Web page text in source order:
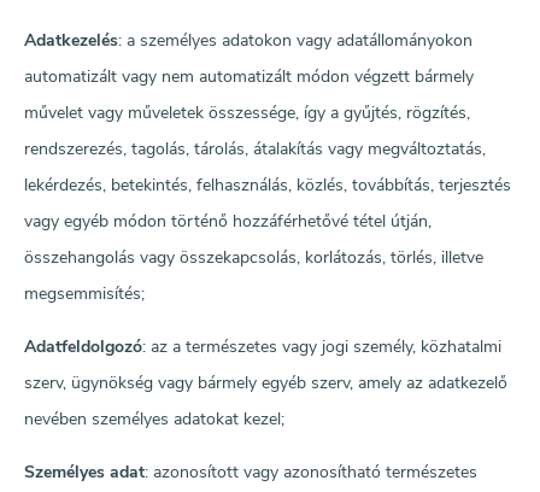
Adatkezelés: a személyes adatokon vagy adatállományokon
automatizált vagy nem automatizált módon végzett bármely
művelet vagy műveletek összessége, így a gyűjtés, rögzítés,
rendszerezés, tagolás, tárolás, átalakítás vagy megváltoztatás,
lekérdezés, betekintés, felhasználás, közlés, továbbítás, terjesztés
vagy egyéb módon történő hozzáférhetővé tétel útján,
összehangolás vagy összekapcsolás, korlátozás, törlés, illetve
megsemmisítés;
Adatfeldolgozó: az a természetes vagy jogi személy, közhatalmi
szerv, ügynökség vagy bármely egyéb szerv, amely az adatkezelő
nevében személyes adatokat kezel;
Személyes adat: azonosított vagy azonosítható természetes